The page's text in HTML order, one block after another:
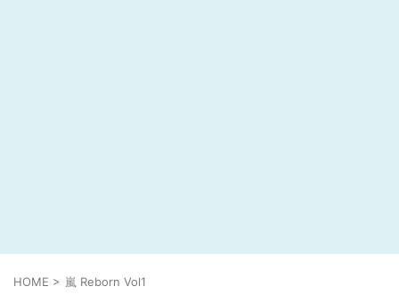
HOME > 嵐 Reborn Vol1